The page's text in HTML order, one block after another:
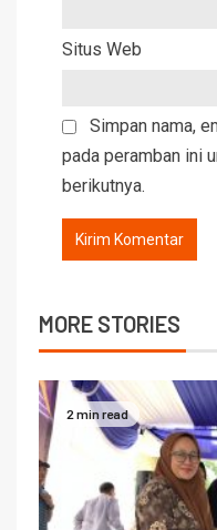
Situs Web
Simpan nama,
pada peramban ini
berikutnya.
MORE STORIES
2 min read